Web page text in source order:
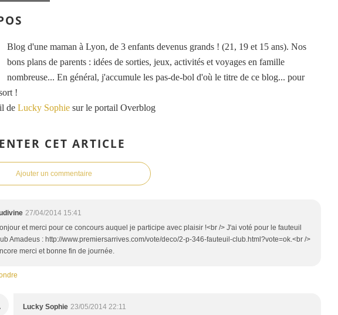
Blog d'une maman à Lyon, de 3 enfants devenus grands ! (21, 19 et 15 ans). Nos
bons plans de parents : idées de sorties, jeux, activités et voyages en famille
nombreuse... En général, j'accumule les pas-de-bol d'où le titre de ce blog... pour
!
de Lucky Sophie sur le portail Overblog
CET ARTICLE
Ajouter un commentaire
27/04/2014 15:41
et merci pour ce concours auquel je participe avec plaisir !<br /> J'ai voté pour le fauteuil
Amadeus : http://www.premiersarrives.com/vote/deco/2-p-346-fauteuil-club.html?vote=ok.<br />
merci et bonne fin de journée.
Lucky Sophie 23/05/2014 22:11